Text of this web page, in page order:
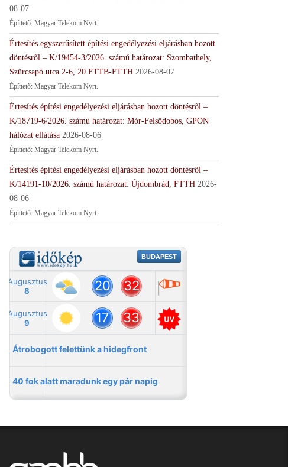
08-07
Építtető: Magyar Telekom Nyrt.
Értesítés egyszerűsített építési engedélyezési eljárásban hozott
döntésről – K/19454-3/2026. számú határozat: Szombathely,
Szűrcsapó utca 2-6, 20 FTTB-FTTH 2026-08-07
Építtető: Magyar Telekom Nyrt.
Értesítés építési engedélyezési eljárásban hozott döntésről –
K/18719-6/2026. számú határozat: Mór-Felsődobos, GPON
hálózat ellátása 2026-08-06
Építtető: Magyar Telekom Nyrt.
Értesítés építési engedélyezési eljárásban hozott döntésről –
K/14191-10/2026. számú határozat: Újdombrád, FTTH 2026-
08-06
Építtető: Magyar Telekom Nyrt.